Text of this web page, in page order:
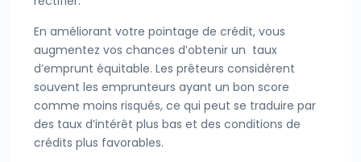
En améliorant votre pointage de crédit, vous
augmentez vos chances d’obtenir un taux
d’emprunt équitable. Les prêteurs considèrent
souvent les emprunteurs ayant un bon score
comme moins risqués, ce qui peut se traduire par
des taux d’intérêt plus bas et des conditions de
crédits plus favorables.